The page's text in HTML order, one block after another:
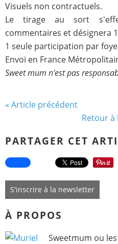
Visuels non contractuels.
Le tirage au sort
commentaires et désignera
1 seule participation par
Envoi en France
Sweet mum n'est pas
« Article précédent
Retour à
PARTAGER CET
S'inscrire à la newsletter
À PROPOS
Sweetmum ou